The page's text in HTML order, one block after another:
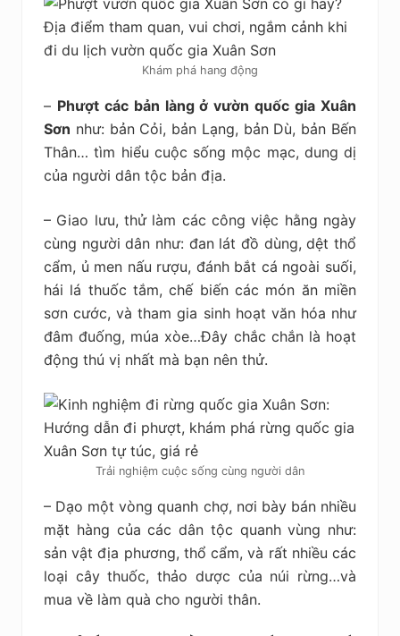
Khám phá hang động
– Phượt các bản làng ở vườn quốc gia Xuân
Sơn như: bản Cỏi, bản Lạng, bản Dù, bản Bến
Thân… tìm hiểu cuộc sống mộc mạc, dung dị
của người dân tộc bản địa.
– Giao lưu, thử làm các công việc hằng ngày
cùng người dân như: đan lát đồ dùng, dệt thổ
cẩm, ủ men nấu rượu, đánh bắt cá ngoài suối,
hái lá thuốc tắm, chế biến các món ăn miền
sơn cước, và tham gia sinh hoạt văn hóa như
đâm đuống, múa xòe…Đây chắc chắn là hoạt
động thú vị nhất mà bạn nên thử.
Trải nghiệm cuộc sống cùng người dân
– Dạo một vòng quanh chợ, nơi bày bán nhiều
mặt hàng của các dân tộc quanh vùng như:
sản vật địa phương, thổ cẩm, và rất nhiều các
loại cây thuốc, thảo dược của núi rừng…và
mua về làm quà cho người thân.